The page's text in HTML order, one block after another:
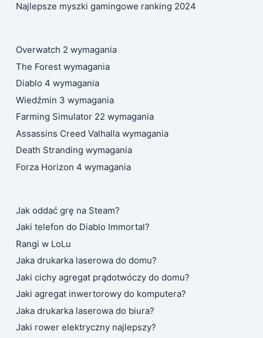
Najlepsze myszki gamingowe ranking 2024
Overwatch 2 wymagania
The Forest wymagania
Diablo 4 wymagania
Wiedźmin 3 wymagania
Farming Simulator 22 wymagania
Assassins Creed Valhalla wymagania
Death Stranding wymagania
Forza Horizon 4 wymagania
Jak oddać grę na Steam?
Jaki telefon do Diablo Immortal?
Rangi w LoLu
Jaka drukarka laserowa do domu?
Jaki cichy agregat prądotwóczy do domu?
Jaki agregat inwertorowy do komputera?
Jaka drukarka laserowa do biura?
Jaki rower elektryczny najlepszy?